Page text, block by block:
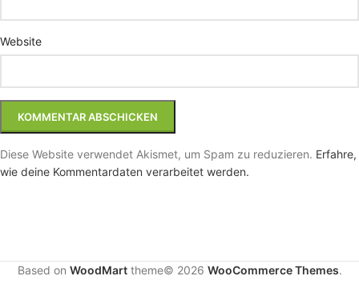
Website
Diese Website verwendet Akismet, um Spam zu reduzieren. Erfahre,
wie deine Kommentardaten verarbeitet werden.
Based on WoodMarttheme© 2026 WooCommerce Themes.